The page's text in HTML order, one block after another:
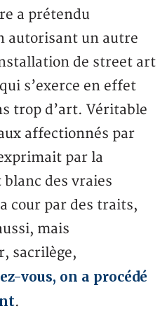
a prétendu
autorisant un autre
de street art
s’exerce en effet
trop d’art. Véritable
affectionnés par
par la
des vraies
cour par des traits,
mais
sacrilège,
vous, on a procédé
.